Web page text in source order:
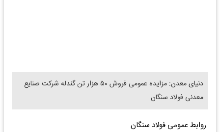
دنیای معدن: مزایده‌ عمومی فروش ۵۰ هزار تن گندله شرکت صنایع
معدنی فولاد سنگان
روابط عمومی فولاد سنگان